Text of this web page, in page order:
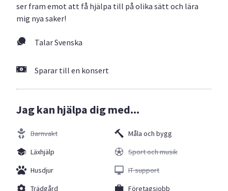
ser fram emot att få hjälpa till på olika sätt och lära
mig nya saker!
Talar Svenska
Sparar till en konsert
Jag kan hjälpa dig med...
Barnvakt
Läxhjälp
Husdjur
Trädgård
Måla och bygg
Sport och musik
IT support
Företagsjobb